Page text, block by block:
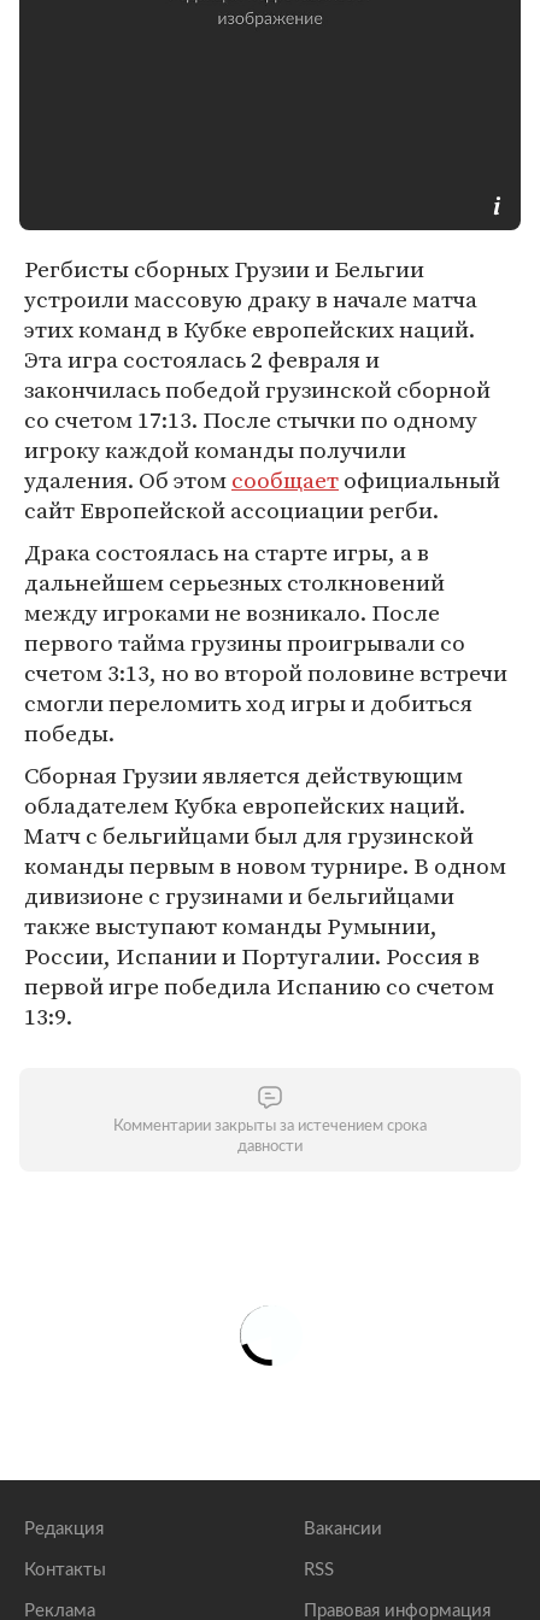
Регбисты сборных Грузии и Бельгии
устроили массовую драку в начале матча
этих команд в Кубке европейских наций.
Эта игра состоялась 2 февраля и
закончилась победой грузинской сборной
со счетом 17:13. После стычки по одному
игроку каждой команды получили
удаления. Об этомсообщаетофициальный
сайт Европейской ассоциации регби.
Драка состоялась на старте игры, а в
дальнейшем серьезных столкновений
между игроками не возникало. После
первого тайма грузины проигрывали со
счетом 3:13, но во второй половине встречи
смогли переломить ход игры и добиться
победы.
Сборная Грузии является действующим
обладателем Кубка европейских наций.
Матч с бельгийцами был для грузинской
команды первым в новом турнире. В одном
дивизионе с грузинами и бельгийцами
также выступают команды Румынии,
России, Испании и Португалии. Россия в
первой игре победила Испанию со счетом
13:9.
Комментарии закрыты за истечением срока
давности
Редакция
Контакты
Реклама
Вакансии
RSS
Правовая информация